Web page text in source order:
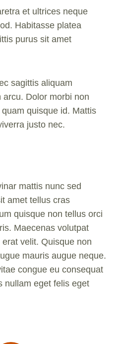
et ultrices neque
Habitasse platea
purus sit amet
sagittis aliquam
Dolor morbi non
quisque id. Mattis
justo nec.
mattis nunc sed
amet tellus cras
quisque non tellus orci
Maecenas volutpat
velit. Quisque non
mauris augue neque.
congue eu consequat
nullam eget felis eget